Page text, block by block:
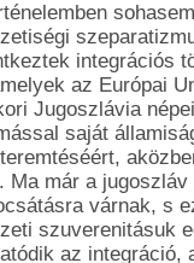
integrációs
az Európai
Jugoszlávia
saját
Ma már a
várnak, s
szuverenitásuk
az integráció,